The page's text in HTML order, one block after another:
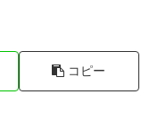
コピー